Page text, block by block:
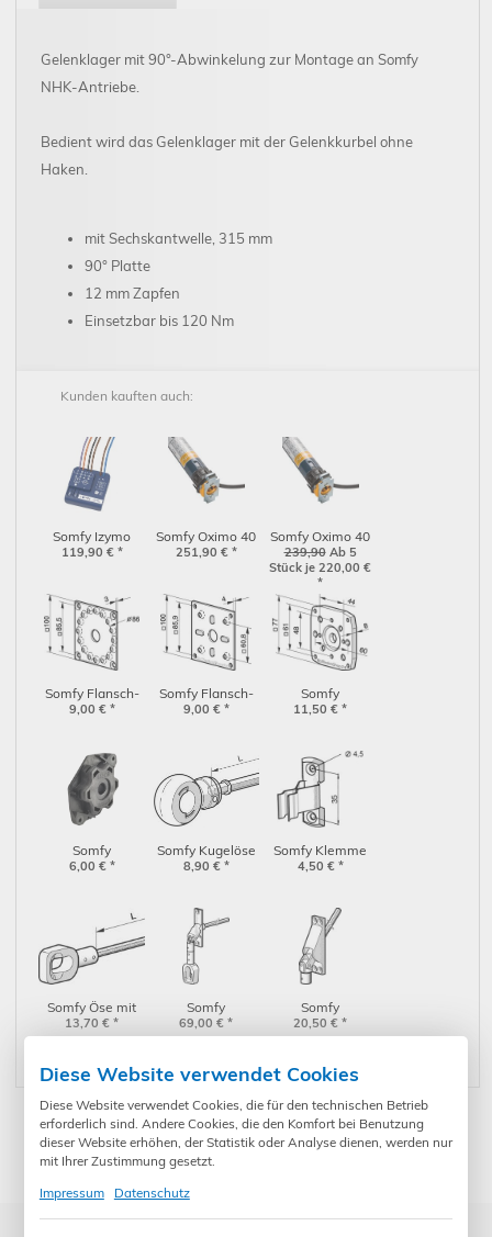
Gelenklager mit 90°-Abwinkelung zur Montage an Somfy
NHK-Antriebe.
Bedient wird das Gelenklager mit der Gelenkkurbel ohne
Haken.
mit Sechskantwelle, 315 mm
90° Platte
12 mm Zapfen
Einsetzbar bis 120 Nm
Kunden kauften auch:
Somfy Izymo
Shutter Receiver
Rollladen
(1822660)
119,90 € *
Somfy Oximo 40
io 13/10
251,90 € *
Somfy Oximo 40
io 9/16
239,90Ab 5
Stück je 220,00 €
*
Somfy Flansch-
Antriebslager
9,00 € *
Somfy Flansch-
Antriebslager mit
9,00 € *
Somfy
Universallager
11,50 € *
Somfy
Adapterlager
6,00 € *
Somfy Kugelöse
mit
(9707287)
8,90 € *
Somfy Klemme
für Gelenkkurbel
4,50 € *
Somfy Öse mit
Sechskantstange
für NHK
13,70 € *
Somfy
Gelenklager für
NHK mit Öse
69,00 € *
Somfy
Gelenklager für
NHK 45°
20,50 € *
* Preise inkl. gesetzl. Mehrwertsteuer zzgl. Versandkosten und ggf.
Zahlungsgebühren /-rabatt
Diese Website verwendet Cookies
Diese Website verwendet Cookies, die für den technischen Betrieb
erforderlich sind. Andere Cookies, die den Komfort bei Benutzung
dieser Website erhöhen, der Statistik oder Analyse dienen, werden nur
mit Ihrer Zustimmung gesetzt.
Impressum
Datenschutz